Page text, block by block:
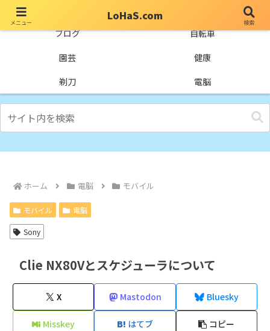
ブログ
自転車
園芸
健康
剃刀
電脳
ホーム 電脳 モバイル
モバイル 電脳
Sony
Clie NX80Vとスケジューラについて
X Mastodon Bluesky
Misskey はてブ コピー
メニュー
LoHaS.com
検索